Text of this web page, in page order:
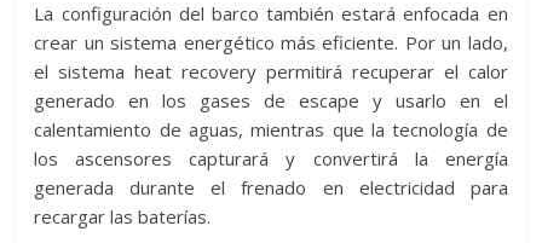
La configuración del barco también estará enfocada en
crear un sistema energético más eficiente. Por un lado,
el sistema heat recovery permitirá recuperar el calor
generado en los gases de escape y usarlo en el
calentamiento de aguas, mientras que la tecnología de
los ascensores capturará y convertirá la energía
generada durante el frenado en electricidad para
recargar las baterías.